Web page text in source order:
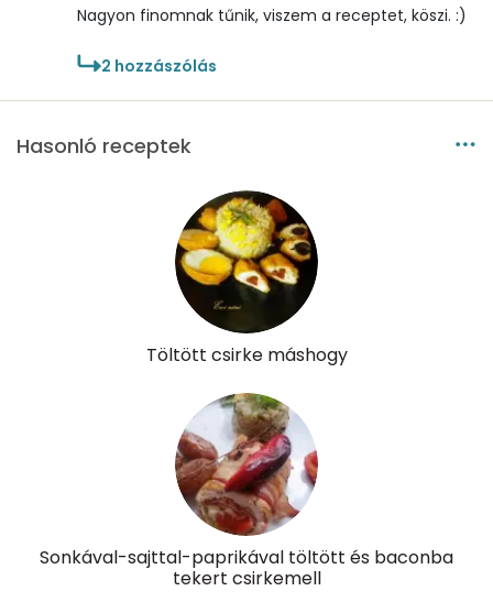
Nagyon finomnak tűnik, viszem a receptet, köszi. :)
2 hozzászólás
Hasonló receptek
Töltött csirke máshogy
Sonkával-sajttal-paprikával töltött és baconba
tekert csirkemell